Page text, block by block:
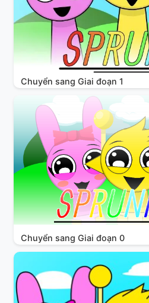
Chuyển sang Giai đoạn 1
Chuyển sang Giai đoạn 0